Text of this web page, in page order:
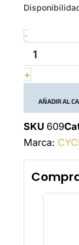
-
Ceramic
609
cantidad
+
AÑADIR AL
SKU 609
Marca: